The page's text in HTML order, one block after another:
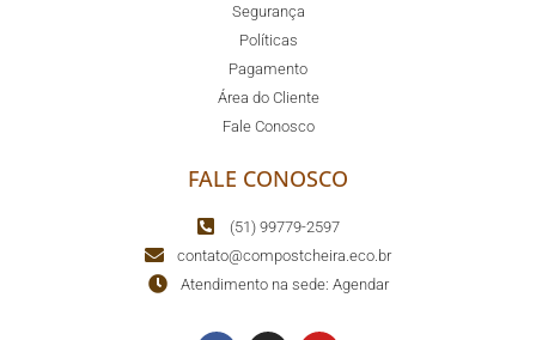
Segurança
Políticas
Pagamento
Área do Cliente
Fale Conosco
FALE CONOSCO
(51) 99779-2597
contato@compostcheira.eco.br
Atendimento na sede: Agendar